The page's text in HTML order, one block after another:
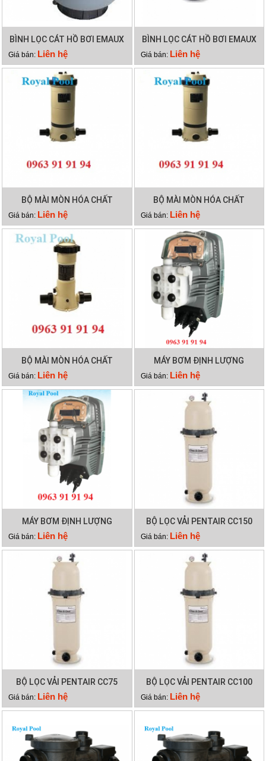
BÌNH LỌC CÁT HỒ BƠI EMAUX
SP700
Giá bán: Liên hệ
BÌNH LỌC CÁT HỒ BƠI EMAUX
P350
Giá bán: Liên hệ
BỘ MÀI MÒN HÓA CHẤT
EMAUX CLL-75
Giá bán: Liên hệ
BỘ MÀI MÒN HÓA CHẤT
EMAUX CLL-50
Giá bán: Liên hệ
BỘ MÀI MÒN HÓA CHẤT
EMAUX CL-02
Giá bán: Liên hệ
MÁY BƠM ĐỊNH LƯỢNG
EMAUX CTRL7-ORP
Giá bán: Liên hệ
MÁY BƠM ĐỊNH LƯỢNG
EMAUX CTRL7-PH
Giá bán: Liên hệ
BỘ LỌC VẢI PENTAIR CC150
Giá bán: Liên hệ
BỘ LỌC VẢI PENTAIR CC75
Giá bán: Liên hệ
BỘ LỌC VẢI PENTAIR CC100
Giá bán: Liên hệ